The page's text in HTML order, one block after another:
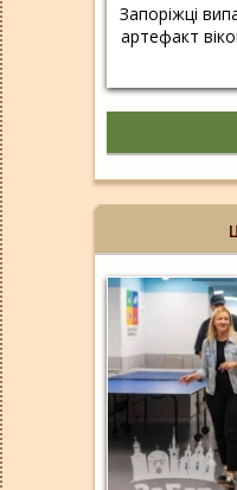
Запоріжці
артефакт